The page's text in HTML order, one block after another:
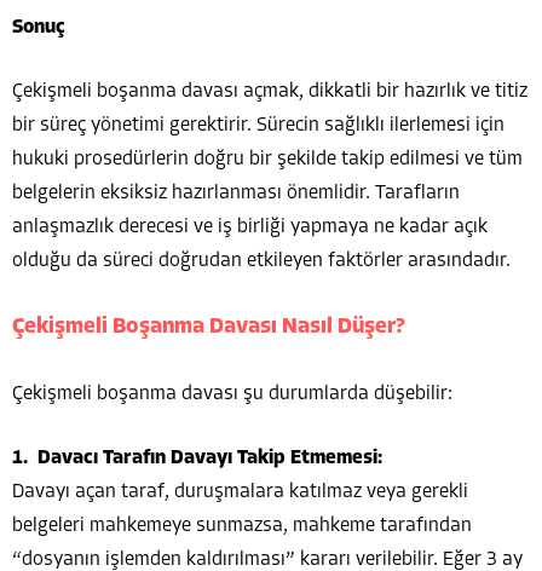
Sonuç
Çekişmeli boşanma davası açmak, dikkatli bir hazırlık ve titiz
bir süreç yönetimi gerektirir. Sürecin sağlıklı ilerlemesi için
hukuki prosedürlerin doğru bir şekilde takip edilmesi ve tüm
belgelerin eksiksiz hazırlanması önemlidir. Tarafların
anlaşmazlık derecesi ve iş birliği yapmaya ne kadar açık
olduğu da süreci doğrudan etkileyen faktörler arasındadır.
Çekişmeli Boşanma Davası Nasıl Düşer?
Çekişmeli boşanma davası şu durumlarda düşebilir:
Davacı Tarafın Davayı Takip Etmemesi:
Davayı açan taraf, duruşmalara katılmaz veya gerekli
belgeleri mahkemeye sunmazsa, mahkeme tarafından
“dosyanın işlemden kaldırılması” kararı verilebilir. Eğer 3 ay